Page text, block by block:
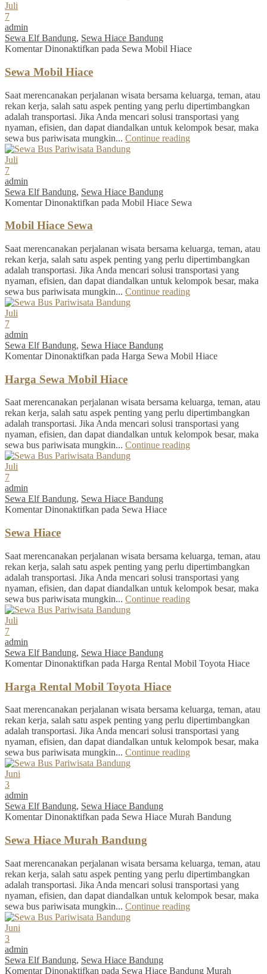
Juli
7
admin
Sewa Elf Bandung, Sewa Hiace Bandung
Komentar Dinonaktifkan pada Sewa Mobil Hiace
Sewa Mobil Hiace
Saat merencanakan perjalanan wisata bersama keluarga, teman, atau
rekan kerja, salah satu aspek penting yang perlu dipertimbangkan
adalah transportasi. Jika Anda mencari solusi transportasi yang
nyaman, efisien, dan dapat diandalkan untuk kelompok besar, maka
sewa bus pariwisata mungkin... Continue reading
Juli
7
admin
Sewa Elf Bandung, Sewa Hiace Bandung
Komentar Dinonaktifkan pada Mobil Hiace Sewa
Mobil Hiace Sewa
Saat merencanakan perjalanan wisata bersama keluarga, teman, atau
rekan kerja, salah satu aspek penting yang perlu dipertimbangkan
adalah transportasi. Jika Anda mencari solusi transportasi yang
nyaman, efisien, dan dapat diandalkan untuk kelompok besar, maka
sewa bus pariwisata mungkin... Continue reading
Juli
7
admin
Sewa Elf Bandung, Sewa Hiace Bandung
Komentar Dinonaktifkan pada Harga Sewa Mobil Hiace
Harga Sewa Mobil Hiace
Saat merencanakan perjalanan wisata bersama keluarga, teman, atau
rekan kerja, salah satu aspek penting yang perlu dipertimbangkan
adalah transportasi. Jika Anda mencari solusi transportasi yang
nyaman, efisien, dan dapat diandalkan untuk kelompok besar, maka
sewa bus pariwisata mungkin... Continue reading
Juli
7
admin
Sewa Elf Bandung, Sewa Hiace Bandung
Komentar Dinonaktifkan pada Sewa Hiace
Sewa Hiace
Saat merencanakan perjalanan wisata bersama keluarga, teman, atau
rekan kerja, salah satu aspek penting yang perlu dipertimbangkan
adalah transportasi. Jika Anda mencari solusi transportasi yang
nyaman, efisien, dan dapat diandalkan untuk kelompok besar, maka
sewa bus pariwisata mungkin... Continue reading
Juli
7
admin
Sewa Elf Bandung, Sewa Hiace Bandung
Komentar Dinonaktifkan pada Harga Rental Mobil Toyota Hiace
Harga Rental Mobil Toyota Hiace
Saat merencanakan perjalanan wisata bersama keluarga, teman, atau
rekan kerja, salah satu aspek penting yang perlu dipertimbangkan
adalah transportasi. Jika Anda mencari solusi transportasi yang
nyaman, efisien, dan dapat diandalkan untuk kelompok besar, maka
sewa bus pariwisata mungkin... Continue reading
Juni
3
admin
Sewa Elf Bandung, Sewa Hiace Bandung
Komentar Dinonaktifkan pada Sewa Hiace Murah Bandung
Sewa Hiace Murah Bandung
Saat merencanakan perjalanan wisata bersama keluarga, teman, atau
rekan kerja, salah satu aspek penting yang perlu dipertimbangkan
adalah transportasi. Jika Anda mencari solusi transportasi yang
nyaman, efisien, dan dapat diandalkan untuk kelompok besar, maka
sewa bus pariwisata mungkin... Continue reading
Juni
3
admin
Sewa Elf Bandung, Sewa Hiace Bandung
Komentar Dinonaktifkan pada Sewa Hiace Bandung Murah